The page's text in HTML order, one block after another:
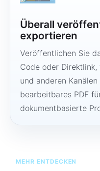
Überall
exportieren
Veröffentlichen Sie
Code oder
und anderen
bearbeitbares PDF
dokumentbasierte
MEHR ENTDECKEN